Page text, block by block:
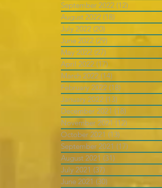
September 2022 (12)
August 2022 (18)
July 2022 (20)
June 2022 (29)
May 2022 (27)
April 2022 (17)
March 2022 (14)
February 2022 (18)
January 2022 (13)
December 2021 (18)
November 2021 (12)
October 2021 (13)
September 2021 (17)
August 2021 (31)
July 2021 (37)
June 2021 (30)